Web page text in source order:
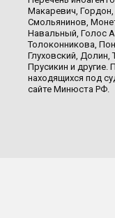
Макаревич,
Смольянинов,
Навальный, Голос
Толоконникова,
Глуховский, Долин,
Прусикин и другие.
находящихся под
сайте Минюста РФ.